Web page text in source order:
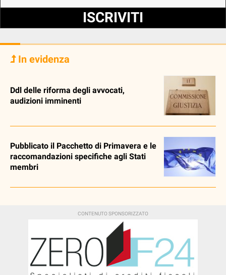
ISCRIVITI
In evidenza
Ddl delle riforma degli avvocati,
audizioni imminenti
Pubblicato il Pacchetto di Primavera e le
raccomandazioni specifiche agli Stati
membri